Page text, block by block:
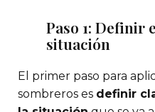
Paso 1: Definir
situación
El primer paso para
sombreros es definir